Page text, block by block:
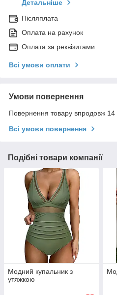
Детальніше
Післяплата
Оплата на рахунок
Оплата за реквізитами
Всі умови оплати
Умови повернення
Повернення товару впродовж 14
Всі умови повернення
Подібні товари компанії
Модний купальник з
утяжкою